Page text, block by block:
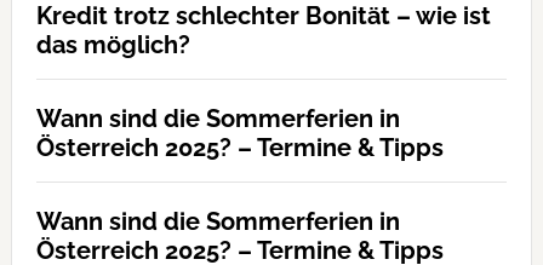
Kredit trotz schlechter Bonität – wie ist
das möglich?
Wann sind die Sommerferien in
Österreich 2025? – Termine & Tipps
Wann sind die Sommerferien in
Österreich 2025? – Termine & Tipps